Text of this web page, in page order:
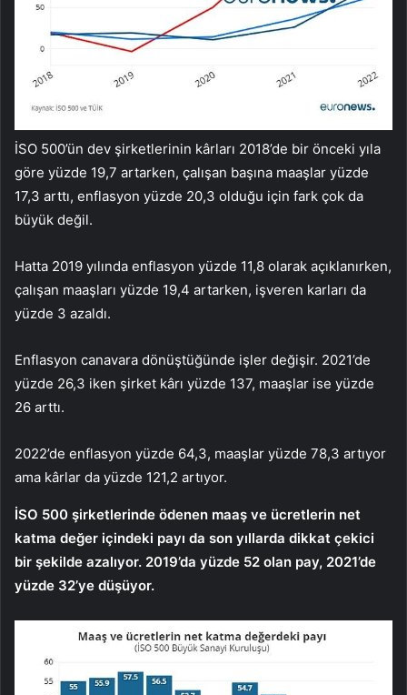
İSO 500’ün dev şirketlerinin kârları 2018’de bir önceki yıla
göre yüzde 19,7 artarken, çalışan başına maaşlar yüzde
17,3 arttı, enflasyon yüzde 20,3 olduğu için fark çok da
büyük değil.
Hatta 2019 yılında enflasyon yüzde 11,8 olarak açıklanırken,
çalışan maaşları yüzde 19,4 artarken, işveren karları da
yüzde 3 azaldı.
Enflasyon canavara dönüştüğünde işler değişir. 2021’de
yüzde 26,3 iken şirket kârı yüzde 137, maaşlar ise yüzde
26 arttı.
2022’de enflasyon yüzde 64,3, maaşlar yüzde 78,3 artıyor
ama kârlar da yüzde 121,2 artıyor.
İSO 500 şirketlerinde ödenen maaş ve ücretlerin net
katma değer içindeki payı da son yıllarda dikkat çekici
bir şekilde azalıyor. 2019’da yüzde 52 olan pay, 2021’de
yüzde 32’ye düşüyor.